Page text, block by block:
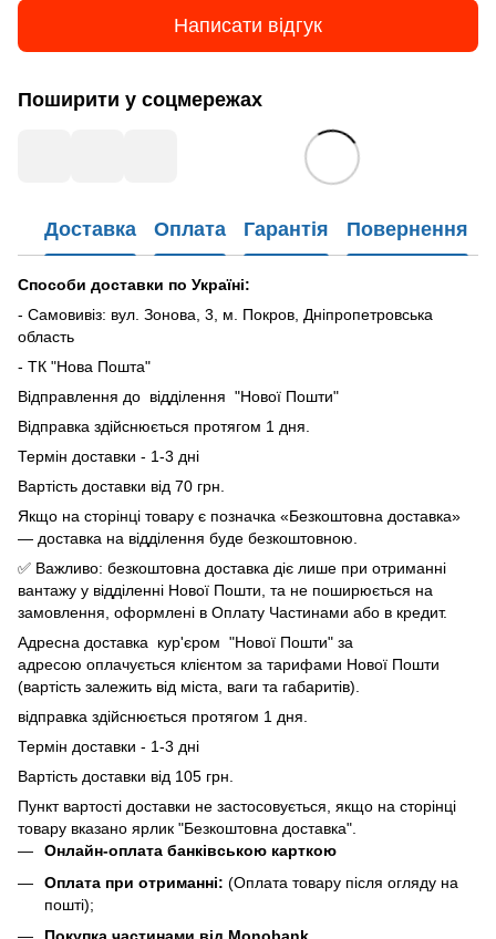
Написати відгук
Поширити у соцмережах
Доставка Оплата Гарантія Повернення
Способи доставки по Україні:
- Самовивіз: вул. Зонова, 3, м. Покров, Дніпропетровська
область
- ТК "Нова Пошта"
Відправлення до відділення "Нової Пошти"
Відправка здійснюється протягом 1 дня.
Термін доставки - 1-3 дні
Вартість доставки від 70 грн.
Якщо на сторінці товару є позначка «Безкоштовна доставка»
— доставка на відділення буде безкоштовною.
✅ Важливо: безкоштовна доставка діє лише при отриманні
вантажу у відділенні Нової Пошти, та не поширюється на
замовлення, оформлені в Оплату Частинами або в кредит.
Адресна доставка кур'єром "Нової Пошти" за
адресою оплачується клієнтом за тарифами Нової Пошти
(вартість залежить від міста, ваги та габаритів).
відправка здійснюється протягом 1 дня.
Термін доставки - 1-3 дні
Вартість доставки від 105 грн.
Пункт вартості доставки не застосовується, якщо на сторінці
товару вказано ярлик "Безкоштовна доставка".
Онлайн-оплата банківською карткою
Оплата при отриманні: (Оплата товару після огляду на
пошті);